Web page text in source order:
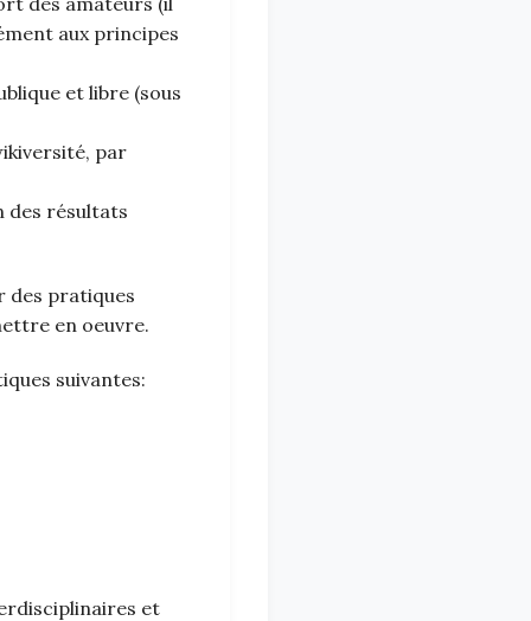
aux principes
et libre (sous
par
des résultats
des pratiques
en oeuvre.
suivantes:
et